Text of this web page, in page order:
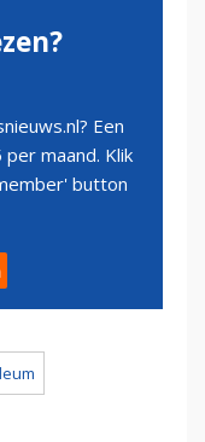
Een
maand. Klik
button